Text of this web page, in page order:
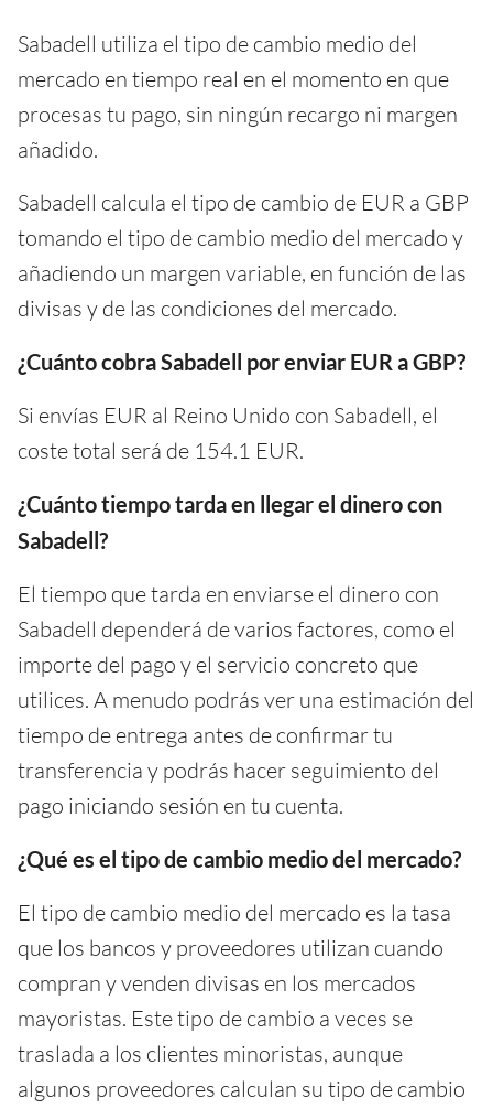
Sabadell utiliza el tipo de cambio medio del
mercado en tiempo real en el momento en que
procesas tu pago, sin ningún recargo ni margen
añadido.
Sabadell calcula el tipo de cambio de EUR a GBP
tomando el tipo de cambio medio del mercado y
añadiendo un margen variable, en función de las
divisas y de las condiciones del mercado.
¿Cuánto cobra Sabadell por enviar EUR a GBP?
Si envías EUR al Reino Unido con Sabadell, el
coste total será de 154.1 EUR.
¿Cuánto tiempo tarda en llegar el dinero con
Sabadell?
El tiempo que tarda en enviarse el dinero con
Sabadell dependerá de varios factores, como el
importe del pago y el servicio concreto que
utilices. A menudo podrás ver una estimación del
tiempo de entrega antes de confirmar tu
transferencia y podrás hacer seguimiento del
pago iniciando sesión en tu cuenta.
¿Qué es el tipo de cambio medio del mercado?
El tipo de cambio medio del mercado es la tasa
que los bancos y proveedores utilizan cuando
compran y venden divisas en los mercados
mayoristas. Este tipo de cambio a veces se
traslada a los clientes minoristas, aunque
algunos proveedores calculan su tipo de cambio